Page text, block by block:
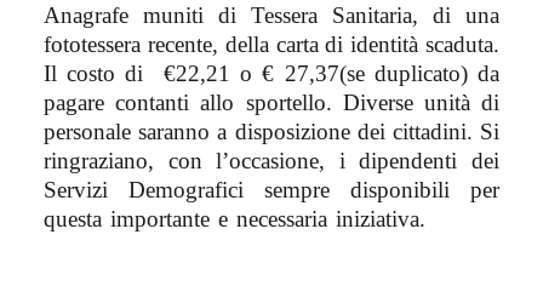
Anagrafe muniti di Tessera Sanitaria, di una
fototessera recente, della carta di identità scaduta.
Il costo di
€22,21 o € 27,37(se duplicato) da
pagare contanti allo sportello. Diverse unità di
personale saranno a disposizione dei cittadini. Si
ringraziano, con l’occasione, i dipendenti dei
Servizi Demografici sempre disponibili per
questa importante e necessaria iniziativa.